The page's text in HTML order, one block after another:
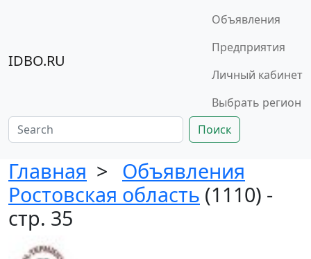
IDBO.RU
Объявления
Предприятия
Личный кабинет
Выбрать регион
Поиск
Главная > Объявления
Ростовская область (1110) -
стр. 35